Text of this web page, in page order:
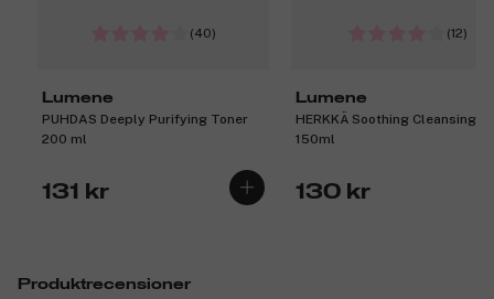
(40)
Lumene
PUHDAS Deeply Purifying Toner
200 ml
131 kr
(12)
Lumene
HERKKÄ Soothing Cleansing
150ml
130 kr
Produktrecensioner